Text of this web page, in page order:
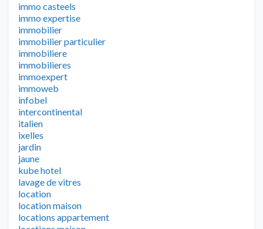
immo casteels
immo expertise
immobilier
immobilier particulier
immobiliere
immobilieres
immoexpert
immoweb
infobel
intercontinental
italien
ixelles
jardin
jaune
kube hotel
lavage de vitres
location
location maison
locations appartement